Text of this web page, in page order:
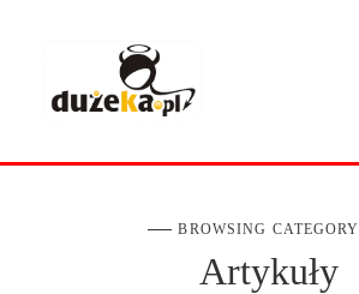
BROWSING CATEGORY
Artykuły